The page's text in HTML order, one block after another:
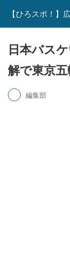
【ひろスポ！】
日本バス
解で東京
編集部